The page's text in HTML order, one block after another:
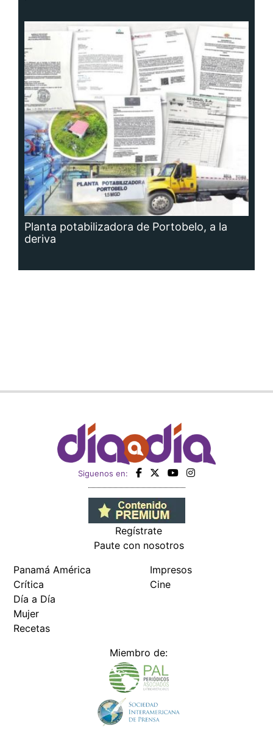
Planta potabilizadora de Portobelo, a la
deriva
Siguenos en:
Regístrate
Paute con nosotros
Panamá América
Crítica
Día a Día
Mujer
Recetas
Impresos
Cine
Miembro de: